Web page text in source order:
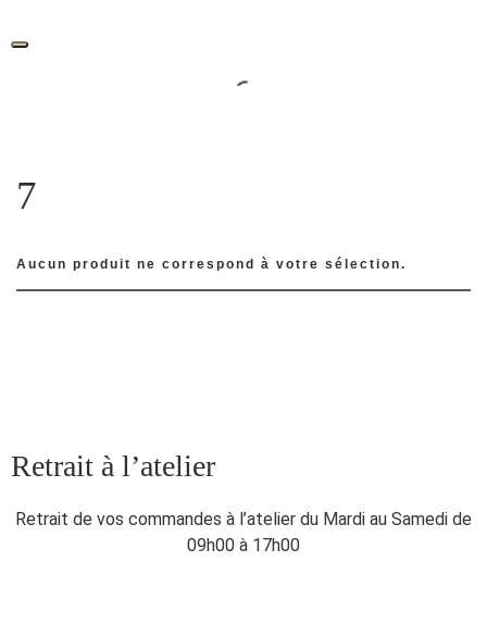
to
7
Aucun produit ne correspond à votre sélection.
Retrait à l’atelier
Retrait de vos commandes à l’atelier du Mardi au Samedi de
09h00 à 17h00